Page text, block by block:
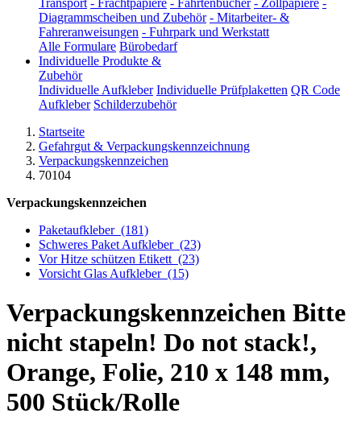
Transport - Frachtpapiere - Fahrtenbücher - Zollpapiere -
Diagrammscheiben und Zubehör - Mitarbeiter- &
Fahreranweisungen - Fuhrpark und Werkstatt
Alle Formulare Bürobedarf
Individuelle Produkte &
Zubehör
Individuelle Aufkleber Individuelle Prüfplaketten QR Code
Aufkleber Schilderzubehör
Startseite
Gefahrgut & Verpackungskennzeichnung
Verpackungskennzeichen
70104
Verpackungskennzeichen
Paketaufkleber (181)
Schweres Paket Aufkleber (23)
Vor Hitze schützen Etikett (23)
Vorsicht Glas Aufkleber (15)
Verpackungskennzeichen Bitte
nicht stapeln! Do not stack!,
Orange, Folie, 210 x 148 mm,
500 Stück/Rolle